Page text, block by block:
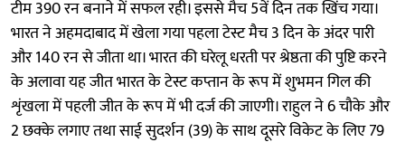
टीम 390 रन बनाने में सफल रही। इससे मैच 5वें दिन तक खिंच गया।
भारत ने अहमदाबाद में खेला गया पहला टेस्ट मैच 3 दिन के अंदर पारी
और 140 रन से जीता था। भारत की घरेलू धरती पर श्रेष्ठता की पुष्टि करने
के अलावा यह जीत भारत के टेस्ट कप्तान के रूप में शुभमन गिल की
शृंखला में पहली जीत के रूप में भी दर्ज की जाएगी। राहुल ने 6 चौके और
2 छक्के लगाए तथा साई सुदर्शन (39) के साथ दूसरे विकेट के लिए 79